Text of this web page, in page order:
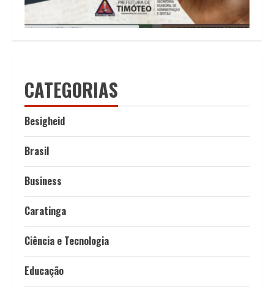
CATEGORIAS
Besigheid
Brasil
Business
Caratinga
Ciência e Tecnologia
Educação